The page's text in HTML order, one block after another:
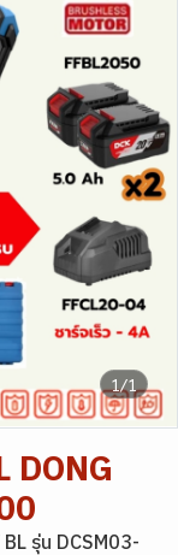
1/1
DONG
BL รุ่น DCSM03-